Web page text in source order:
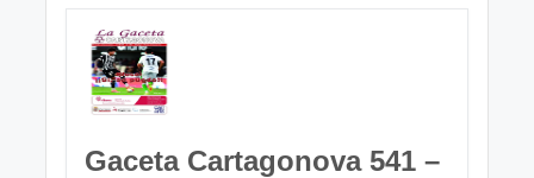
Gaceta Cartagonova 541 –